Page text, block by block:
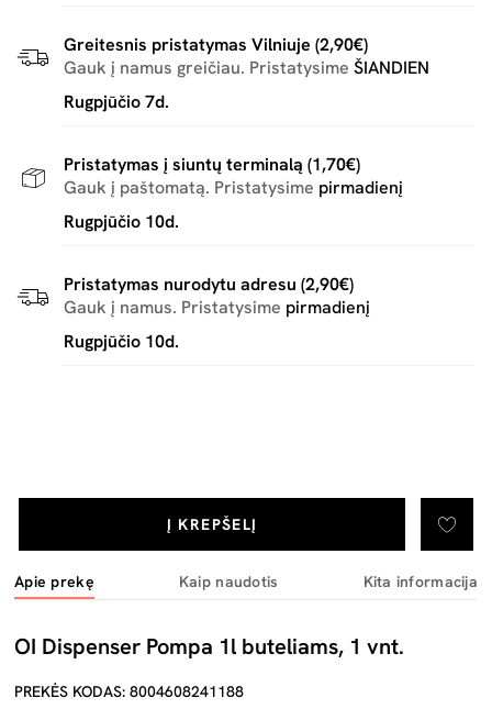
Į KREPŠELĮ
Greitesnis pristatymas Vilniuje (2,90€)
Gauk į namus greičiau. Pristatysime ŠIANDIEN
Rugpjūčio 7d.
Pristatymas į siuntų terminalą (1,70€)
Gauk į paštomatą. Pristatysime pirmadienį
Rugpjūčio 10d.
Pristatymas nurodytu adresu (2,90€)
Gauk į namus. Pristatysime pirmadienį
Rugpjūčio 10d.
Apie prekę Kaip naudotis Kita informacija
OI Dispenser Pompa 1l buteliams, 1 vnt.
PREKĖS KODAS: 8004608241188